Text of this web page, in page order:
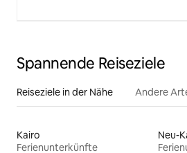
Spannende Reiseziele
Reiseziele in der Nähe Andere
Kairo
Ferienunterkünfte
Neu-